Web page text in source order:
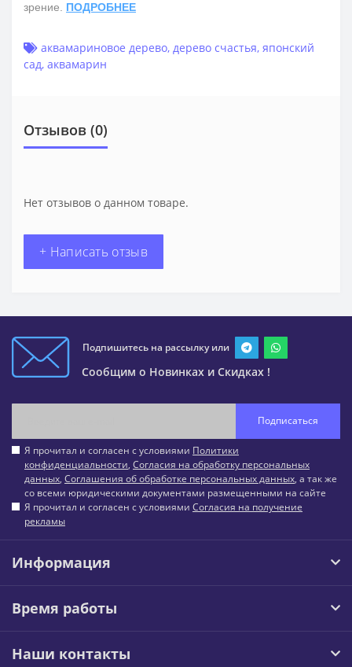
зрение. ПОДРОБНЕЕ
аквамариновое дерево, дерево счастья, японский
сад, аквамарин
Отзывов (0)
Нет отзывов о данном товаре.
+ Написать отзыв
Подпишитесь на рассылку или
Сообщим о Новинках и Скидках !
Подписаться
Я прочитал и согласен с условиями Политики
конфиденциальности, Согласия на обработку персональных
данных, Соглашения об обработке персональных данных, а так же
со всеми юридическими документами размещенными на сайте
Я прочитал и согласен с условиями Согласия на получение
рекламы
Информация
Время работы
Наши контакты